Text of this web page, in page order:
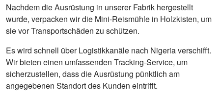
Nachdem die Ausrüstung in unserer Fabrik hergestellt
wurde, verpacken wir die Mini-Reismühle in Holzkisten, um
sie vor Transportschäden zu schützen.
Es wird schnell über Logistikkanäle nach Nigeria verschifft.
Wir bieten einen umfassenden Tracking-Service, um
sicherzustellen, dass die Ausrüstung pünktlich am
angegebenen Standort des Kunden eintrifft.